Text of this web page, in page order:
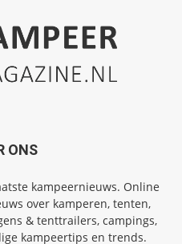
ONS
kampeernieuws. Online
over kamperen, tenten,
& tenttrailers, campings,
kampeertips en trends.